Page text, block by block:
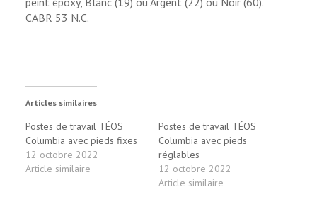
CABR 53 N.C.
Articles similaires
Postes de travail TÉOS
Columbia avec pieds fixes
12 octobre 2022
Article similaire
Postes de travail TÉOS
Columbia avec pieds
réglables
12 octobre 2022
Article similaire